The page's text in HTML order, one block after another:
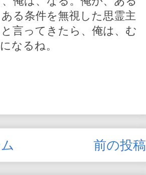
る条件を無視した思霊主
言ってきたら、俺は、む
なるね。
前の投稿